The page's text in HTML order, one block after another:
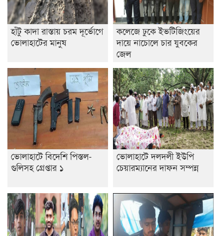
হাঁটু কাদা রাস্তায় চরম দূর্ভোগে
ভোলাহাটের মানুষ
কলেজে ঢুকে ইভটিজিংয়ের
দায়ে নাচোলে চার যুবকের
জেল
ভোলাহাটে বিদেশি পিস্তল-
গুলিসহ গ্রেপ্তার ১
ভোলাহাটে দলদলী ইউপি
চেয়ারম্যানের দাফন সম্পন্ন